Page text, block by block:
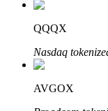
Aprenda a apostar
Aprenda como
Bitrue
QQQX
Nasdaq
AVGOX